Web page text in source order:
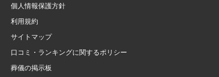
個人情報保護方針
利用規約
サイトマップ
口コミ・ランキングに関するポリシー
葬儀の掲示板